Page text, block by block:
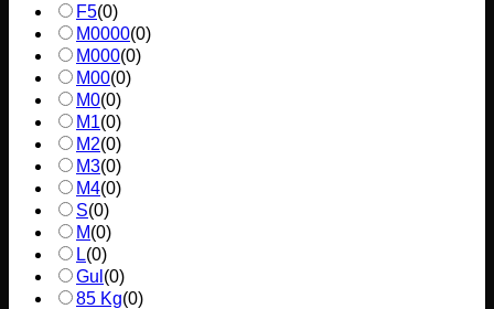
F5(0)
M0000(0)
M000(0)
M00(0)
M0(0)
M1(0)
M2(0)
M3(0)
M4(0)
S(0)
M(0)
L(0)
Gul (0)
85 Kg(0)